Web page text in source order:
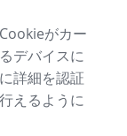
がカー
デバイスに
詳細を認証
えるように